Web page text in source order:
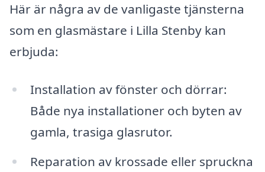
Här är några av de vanligaste tjänsterna
som en glasmästare i Lilla Stenby kan
erbjuda:
Installation av fönster och dörrar:
Både nya installationer och byten av
gamla, trasiga glasrutor.
Reparation av krossade eller spruckna